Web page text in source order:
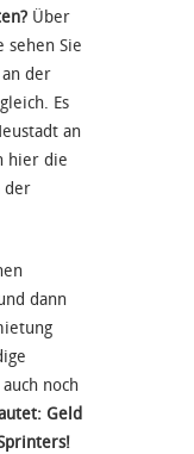
Über
sehen Sie
der
Es
an
hier die
der
dann
noch
Geld